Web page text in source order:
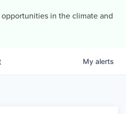
in the climate and
My alerts